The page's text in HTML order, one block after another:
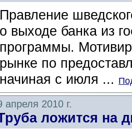
Правление
о выходе банка из
программы.
рынке по
начиная с июля ...
апреля 2010 г.
ложится на